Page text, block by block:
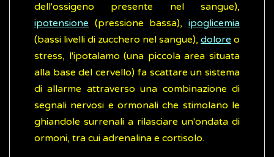
dell'ossigeno presente nel sangue),
ipotensione (pressione bassa), ipoglicemia
(bassi livelli di zucchero nel sangue), dolore o
stress, l'ipotalamo (una piccola area situata
alla base del cervello) fa scattare un sistema
di allarme attraverso una combinazione di
segnali nervosi e ormonali che stimolano le
ghiandole surrenali a rilasciare un'ondata di
ormoni, tra cui adrenalina e cortisolo.